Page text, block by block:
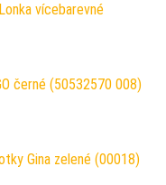
vícebarevné
černé (50532570 008)
Gina zelené (00018)